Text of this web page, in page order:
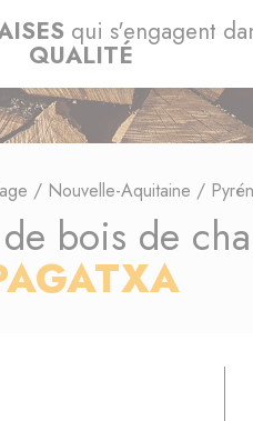
qui s'engagent
QUALITÉ
/ Nouvelle-Aquitaine /
bois de